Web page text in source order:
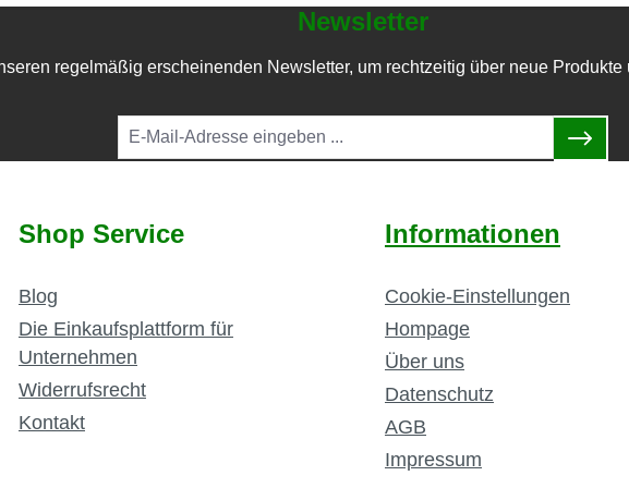
Newsletter
regelmäßig erscheinenden Newsletter, um rechtzeitig über neue
Shop Service
Blog
Die Einkaufsplattform für
Unternehmen
Widerrufsrecht
Kontakt
Informationen
Cookie-Einstellungen
Hompage
Über uns
Datenschutz
AGB
Impressum